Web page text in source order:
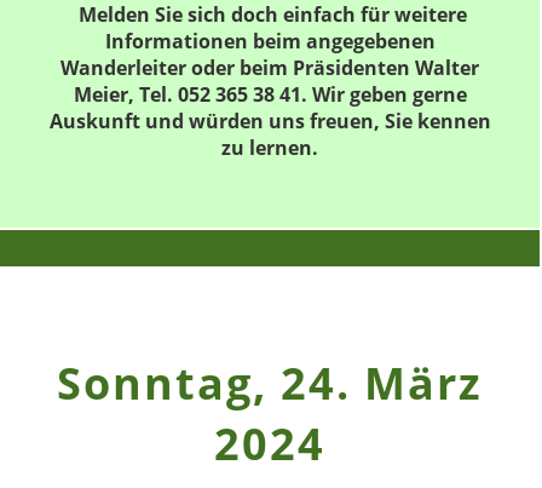
Melden Sie sich doch einfach für weitere
Informationen beim angegebenen
Wanderleiter oder beim Präsidenten Walter
Meier, Tel. 052 365 38 41. Wir geben gerne
Auskunft und würden uns freuen, Sie kennen
zu lernen.
Sonntag, 24. März
2024